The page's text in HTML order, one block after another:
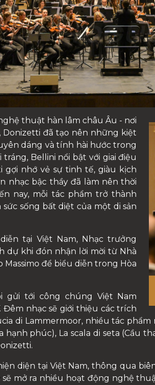
thuật hàn lâm châu Âu - nơi
Donizetti đã tạo nên những kiệt
dáng và tính hài hước trong
Bellini nổi bật với giai điệu
nhớ vẻ sự tinh tế, giàu kịch
nhạc bậc thầy đã làm nên thời
nay, mỗi tác phẩm trở thành
sống bất diệt của một di sản
tại Việt Nam, Nhạc trưởng
dự khi đón nhận lời mời từ Nhà
để biểu diễn trong Hòa
gửi tới công chúng Việt Nam
Đêm nhạc sẽ giới thiệu các trích
di Lammermoor, nhiều tác phẩm
hạnh phúc), La scala di seta
diện tại Việt Nam, thông qua
sẽ mở ra nhiều hoạt động nghệ